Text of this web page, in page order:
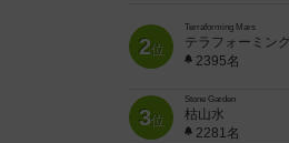
2位
Terraforming Mars
テラフォーミン
2395名
3位
Stone Garden
枯山水
2281名